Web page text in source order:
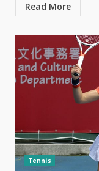
Read More
Tennis